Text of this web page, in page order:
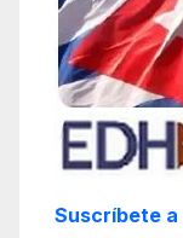
Suscríbete a